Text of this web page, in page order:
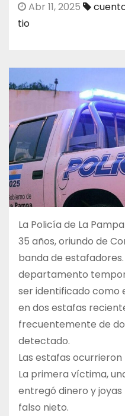
Abr 11, 2025
tio
La Policía de La
35 años, oriundo de
banda de
departamento
ser identificado como
en dos estafas
frecuentemente de
detectado.
Las estafas ocurrieron
La primera víctima,
entregó dinero y
falso nieto.